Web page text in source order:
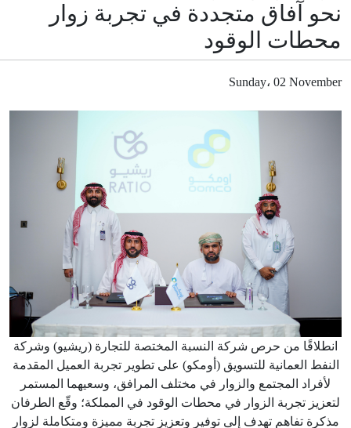
نحو آفاق متجددة في تجربة زوار
محطات الوقود
Sunday، 02 November
انطلاقًا من حرص شركة النسبة المختصة للتجارة (ريشيو) وشركة
النفط العمانية للتسويق (أومكو) على تطوير تجربة العميل المقدمة
لأفراد المجتمع والزوار في مختلف المرافق، وسعيهما المستمر
لتعزيز تجربة الزوار في محطات الوقود في المملكة؛ وقّع الطرفان
مذكرة تفاهم تهدف إلى توفير وتعزيز تجربة مميزة ومتكاملة لزوار